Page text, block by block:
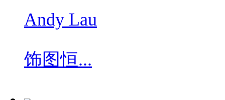
Andy Lau
饰 图恒...